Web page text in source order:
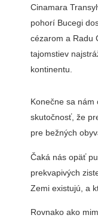
Cinamara
pohorí Bucegi
cézarom a Radu
tajomstiev
kontinentu.
Konečne sa nám
skutočnosť, že
pre bežných
Čaká nás opäť
prekvapivých
Zemi existujú, a
Rovnako ako